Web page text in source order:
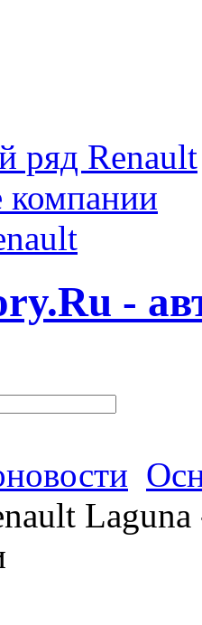
ряд Renault
компании
-
Laguna